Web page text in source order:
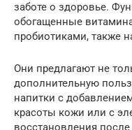
заботе о здоровье.
обогащенные
пробиотиками, также
Они предлагают не
дополнительную
напитки с
красоты кожи или с
восстановления